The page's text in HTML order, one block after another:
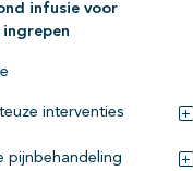
infusie voor
interventies
pijnbehandeling